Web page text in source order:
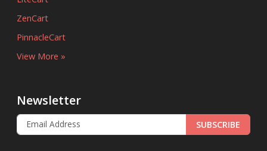
ZenCart
PinnacleCart
View More »
Newsletter
SUBSCRIBE